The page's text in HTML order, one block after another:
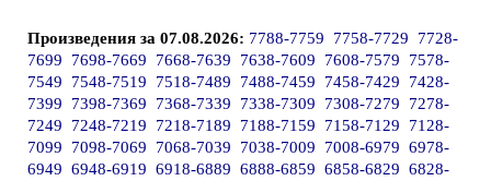
Произведения за 07.08.2026: 7788-7759 7758-7729
7728-
7699
7698-7669 7668-7639 7638-7609 7608-7579
7578-
7549
7548-7519 7518-7489 7488-7459 7458-7429
7428-
7399
7398-7369 7368-7339 7338-7309 7308-7279
7278-
7249
7248-7219 7218-7189 7188-7159 7158-7129
7128-
7099
7098-7069 7068-7039 7038-7009 7008-6979 6978-
6949 6948-6919 6918-6889 6888-6859 6858-6829 6828-